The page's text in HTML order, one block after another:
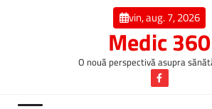
vin, aug. 7, 2026
Medic 360
O nouă perspectivă asupra
Facebook